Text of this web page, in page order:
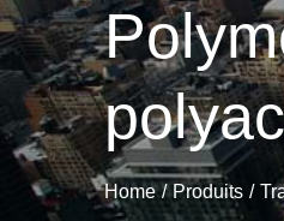
Home Produits